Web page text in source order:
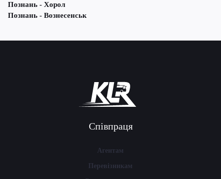
Познань - Хорол
Познань - Вознесенськ
Співпраця
Агентам
Перевізникам